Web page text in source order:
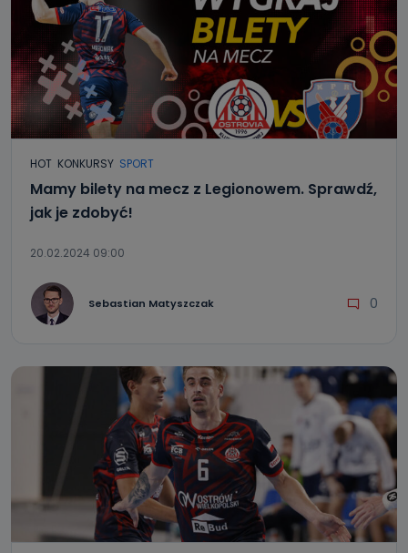
HOT KONKURSY SPORT
Mamy bilety na mecz z Legionowem. Sprawdź,
jak je zdobyć!
20.02.2024 09:00
Sebastian Matyszczak 0